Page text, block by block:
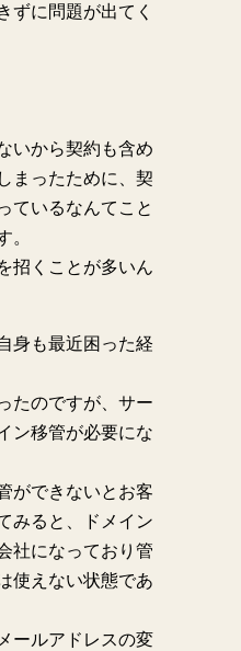
ずに問題が出てく
いから契約も含め
まったために、契
ているなんてこと
。
招くことが多いん
身も最近困った経
たのですが、サー
ン移管が必要にな
ができないとお客
みると、ドメイン
社になっており管
使えない状態であ
ールアドレスの変